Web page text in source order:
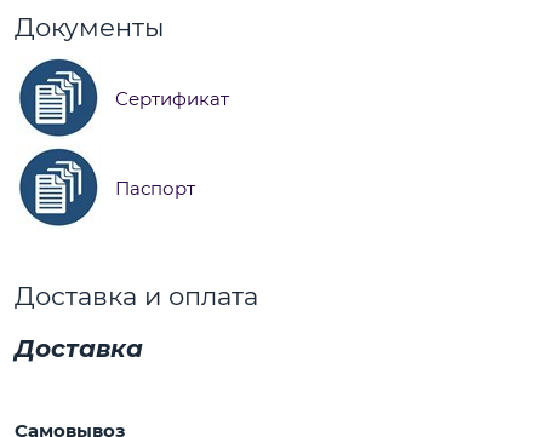
Документы
Сертификат
Паспорт
Доставка и оплата
Доставка
Самовывоз